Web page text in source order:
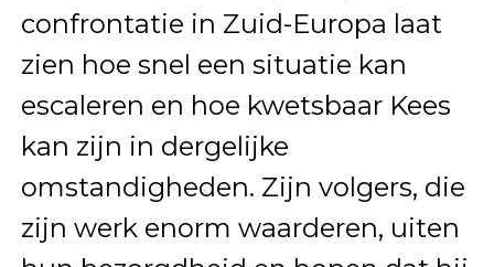
confrontatie in Zuid-Europa laat
zien hoe snel een situatie kan
escaleren en hoe kwetsbaar Kees
kan zijn in dergelijke
omstandigheden. Zijn volgers, die
zijn werk enorm waarderen, uiten